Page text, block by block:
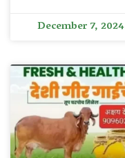
December 7, 2024